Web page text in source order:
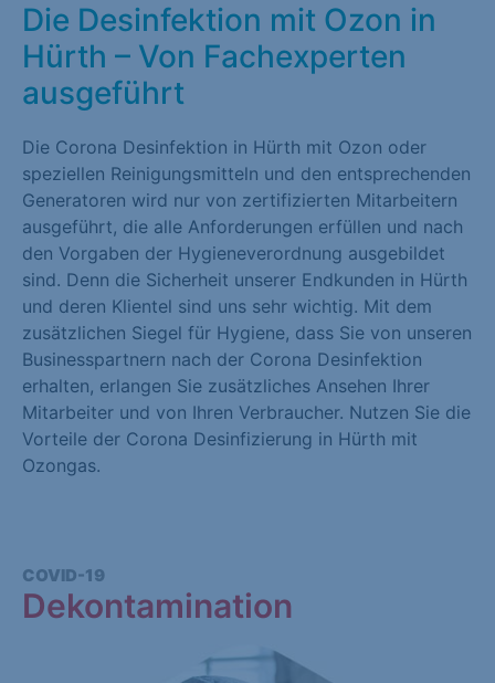
Die Desinfektion mit Ozon in
Hürth – Von Fachexperten
ausgeführt
Die Corona Desinfektion in Hürth mit Ozon oder
speziellen Reinigungsmitteln und den entsprechenden
Generatoren wird nur von zertifizierten Mitarbeitern
ausgeführt, die alle Anforderungen erfüllen und nach
den Vorgaben der Hygieneverordnung ausgebildet
sind. Denn die Sicherheit unserer Endkunden in Hürth
und deren Klientel sind uns sehr wichtig. Mit dem
zusätzlichen Siegel für Hygiene, dass Sie von unseren
Businesspartnern nach der Corona Desinfektion
erhalten, erlangen Sie zusätzliches Ansehen Ihrer
Mitarbeiter und von Ihren Verbraucher. Nutzen Sie die
Vorteile der Corona Desinfizierung in Hürth mit
Ozongas.
COVID-19
Dekontamination